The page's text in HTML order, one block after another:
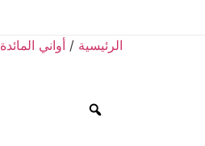
الرئيسية / أواني المائدة